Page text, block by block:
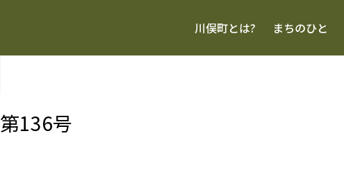
川俣町とは? まちのひと
第136号